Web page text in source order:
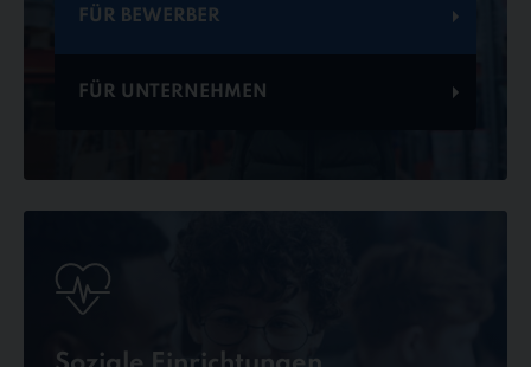
FÜR BEWERBER
FÜR UNTERNEHMEN